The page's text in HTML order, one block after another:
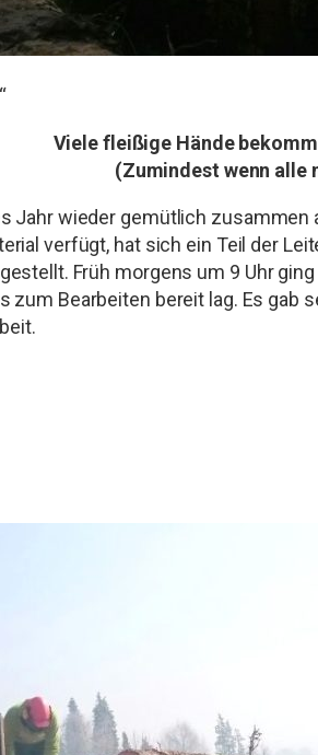
Viele fleißige Hände
(Zumindest wenn alle
Jahr wieder gemütlich
verfügt, hat sich ein Teil der
Früh morgens um 9 Uhr
zum Bearbeiten bereit lag. Es gab